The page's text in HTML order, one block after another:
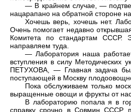
— В крайнем случае, —
нацарапано на обратной стороне
Хочешь верь, хочешь нет.
Очень помогает недавно
Комитета по стандартам СССР.
направляем туда.
— Лаборатория наша
вступления в силу Методических
ПЕТУХОВА, — Главная задача
поступающей в Москву
Пока обслуживаем только
выращенные овощи и фрукты от
В лабораторию попала я в
справку срочно в Совмин СССР